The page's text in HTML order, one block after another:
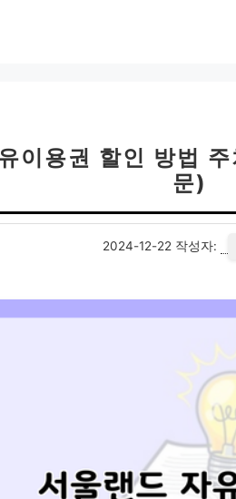
이용권 할인 방법
문)
2024-12-22 작성자: